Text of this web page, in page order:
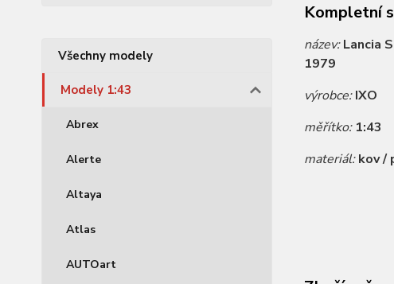
Všechny modely
Modely 1:43
Abrex
Alerte
Altaya
Atlas
AUTOart
Kompletní
název:Lancia
1979
výrobce:IXO
měřítko: 1:43
materiál:kov /